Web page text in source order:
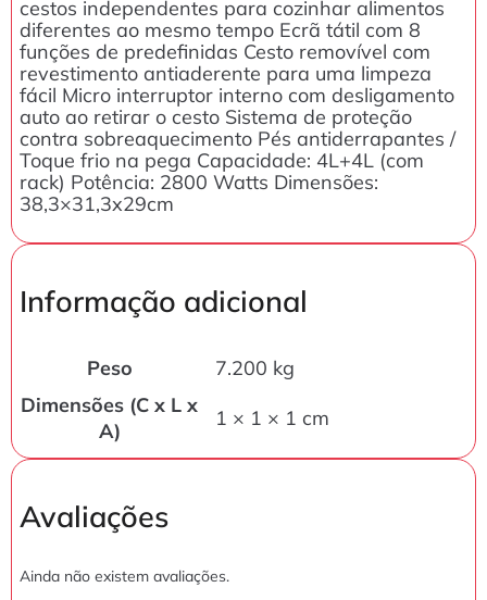
cestos independentes para cozinhar alimentos
diferentes ao mesmo tempo Ecrã tátil com 8
funções de predefinidas Cesto removível com
revestimento antiaderente para uma limpeza
fácil Micro interruptor interno com desligamento
auto ao retirar o cesto Sistema de proteção
contra sobreaquecimento Pés antiderrapantes /
Toque frio na pega Capacidade: 4L+4L (com
rack) Potência: 2800 Watts Dimensões:
38,3×31,3x29cm
Informação adicional
Peso
7.200 kg
Dimensões (C x L x
A)
1 × 1 × 1 cm
Avaliações
Ainda não existem avaliações.